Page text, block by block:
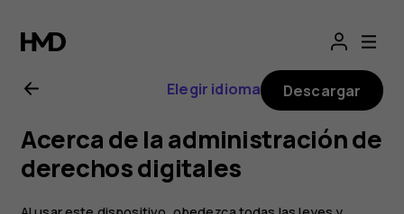
Manual
del
usuario
de
Elegir idioma Descargar
Acerca de la administración de
derechos digitales